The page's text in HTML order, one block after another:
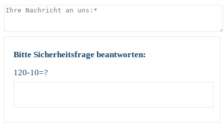
Bitte Sicherheitsfrage beantworten:
120-10=?